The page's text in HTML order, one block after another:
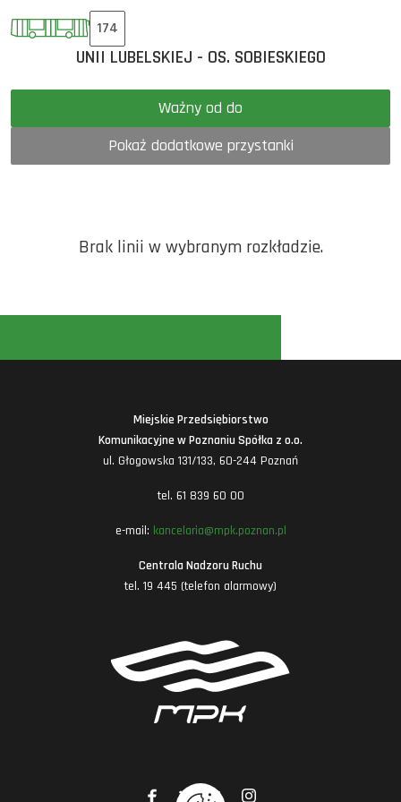
174
UNII LUBELSKIEJ - OS. SOBIESKIEGO
Ważny od do
Pokaż dodatkowe przystanki
Brak linii w wybranym rozkładzie.
Miejskie Przedsiębiorstwo
Komunikacyjne w Poznaniu Spółka z o.o.
ul. Głogowska 131/133, 60-244 Poznań
tel. 61 839 60 00
e-mail: kancelaria@mpk.poznan.pl
Centrala Nadzoru Ruchu
tel. 19 445 (telefon alarmowy)